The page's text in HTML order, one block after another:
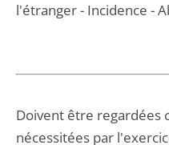
l'étranger - Incidence -
Doivent être regardées
nécessitées par